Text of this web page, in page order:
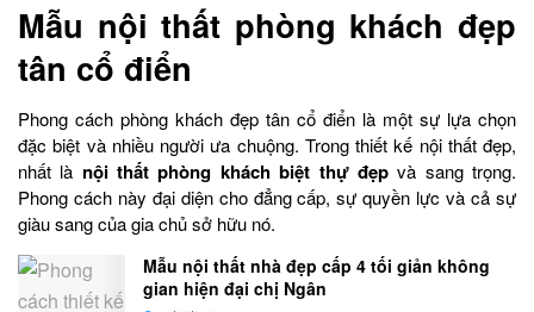
Mẫu nội thất phòng khách đẹp
tân cổ điển
Phong cách phòng khách đẹp tân cổ điển là một sự lựa chọn
đặc biệt và nhiều người ưa chuộng. Trong thiết kế nội thất đẹp,
nhất là nội thất phòng khách biệt thự đẹpvà sang trọng.
Phong cách này đại diện cho đẳng cấp, sự quyền lực và cả sự
giàu sang của gia chủ sở hữu nó.
Mẫu nội thất nhà đẹp cấp 4 tối giản không
gian hiện đại chị Ngân